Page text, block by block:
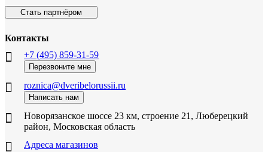
Стать партнёром
Контакты
+7 (495) 859-31-59
Перезвоните мне
roznica@dveribelorussii.ru
Написать нам
Новорязанское шоссе 23 км, строение 21, Люберецкий
район, Московская область
Адреса магазинов